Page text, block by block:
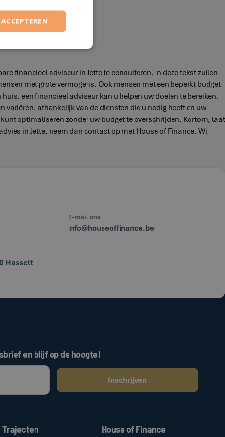
financieel adviseur in Jette te consulteren. In deze tekst zullen
met grote vermogens. Ook mensen met een beperkt budget
een financieel adviseur kan u helpen uw doelen te bereiken.
variëren, afhankelijk van de diensten die u nodig heeft en uw
optimaliseren zonder uw budget te overschrijden. Kortom, laat
in Jette, neem dan contact op met House of Finance. Wij
E-mail ons
info@houseoffinance.be
Hasselt
en blijf op de hoogte!
Trajecten House of Finance